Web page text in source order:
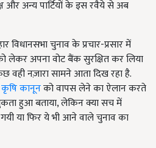
और अन्य पार्टियों के इस रवैये से अब
विधानसभा चुनाव के प्रचार-प्रसार में
लेकर अपना वोट बैंक सुरक्षित कर लिया
वही नज़ारा सामने आता दिख रहा है.
कृषि कानूनको वापस लेने का ऐलान करते
हुआ बताया, लेकिन क्या सच में
या फिर ये भी आने वाले चुनाव का